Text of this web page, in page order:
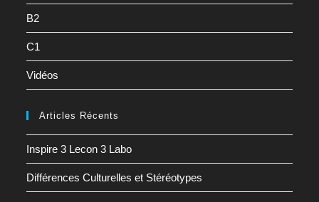
B2
C1
Vidéos
Articles Récents
Inspire 3 Lecon 3 Labo
Différences Culturelles et Stéréotypes